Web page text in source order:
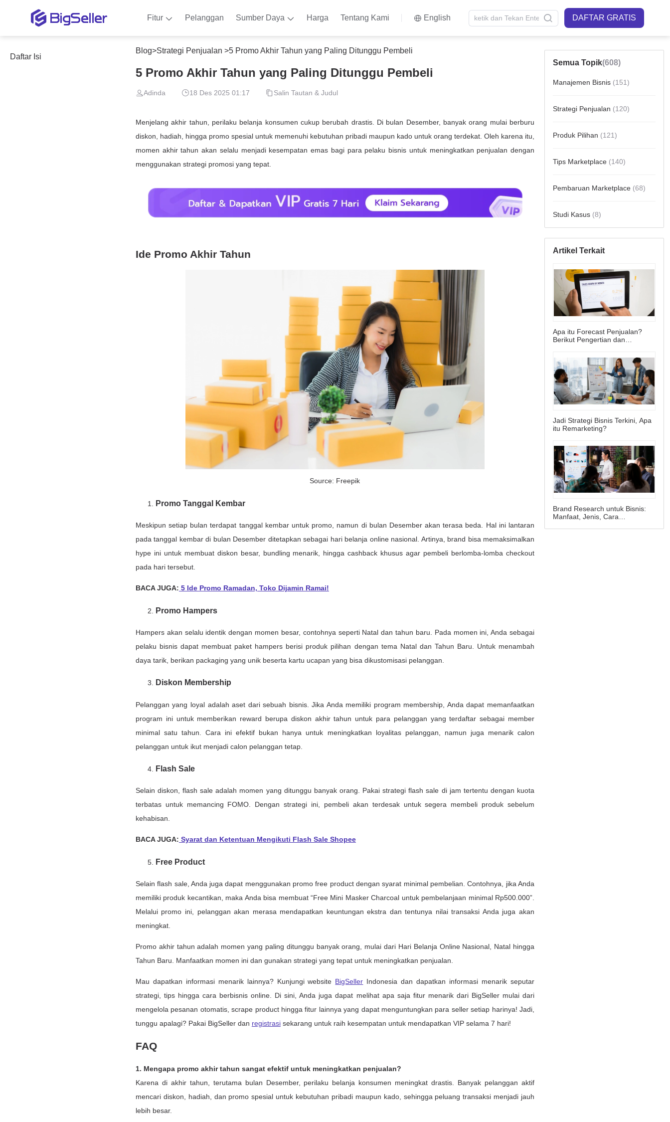
Fitur Pelanggan Sumber Daya Harga Tentang Kami English DAFTAR GRATIS
Daftar Isi
Blog>Strategi Penjualan >5 Promo Akhir Tahun yang Paling Ditunggu Pembeli
5 Promo Akhir Tahun yang Paling Ditunggu Pembeli
Adinda 18 Des 2025 01:17 Salin Tautan & Judul
Semua Topik(608)
Manajemen Bisnis (151)
Strategi Penjualan (120)
Produk Pilihan (121)
Tips Marketplace (140)
Pembaruan Marketplace (68)
Studi Kasus (8)
Artikel Terkait
Apa itu Forecast Penjualan?
Berikut Pengertian dan
Jadi Strategi Bisnis Terkini, Apa
itu Remarketing?
Brand Research untuk Bisnis:
Manfaat, Jenis, Cara